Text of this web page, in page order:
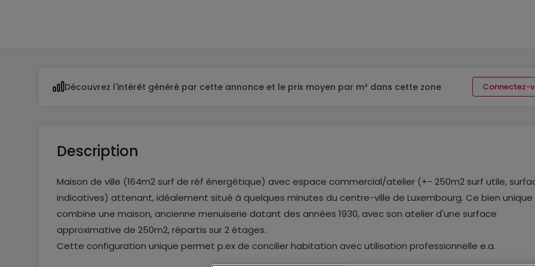
Découvrez l'intérêt généré par cette annonce et le prix moyen par m² dans cette zone Connectez-
Description
Maison de ville (164m2 surf de réf énergétique) avec espace commercial/atelier (+- 250m2 surf utile,
indicatives) attenant, idéalement situé à quelques minutes du centre-ville de Luxembourg. Ce bien unique
combine une maison, ancienne menuiserie datant des années 1930, avec son atelier d'une surface
approximative de 250m2, répartis sur 2 étages.
Cette configuration unique permet p.ex de concilier habitation avec utilisation professionnelle e.a.